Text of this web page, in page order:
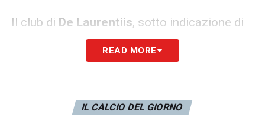
Il club di De Laurentiis, sotto indicazione di
Antonio Conte, dovrebbero presentare
un’offerta ufficiale al Benfica per il cartellino
ora ulteriori conferme sul futuro del
READ MORE
IL CALCIO DEL GIORNO